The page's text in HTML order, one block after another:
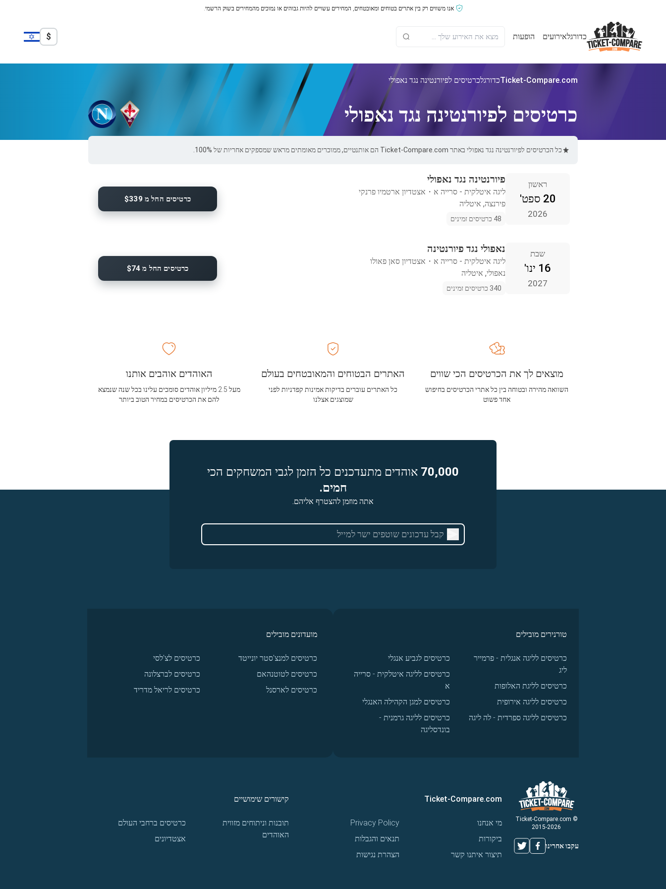
אנו משווים רק בין אתרים בטוחים ומאובטחים, המחירים עשויים להיות גבוהים או נמוכים מהמחירים בשוק הרשמי.
כדורגלאירועים הופעות $
Ticket-Compare.comכדורגלכרטיסים לפיורנטינה נגד נאפולי
כרטיסים לפיורנטינה נגד נאפולי
כל הכרטיסים לפיורנטינה נגד נאפולי באתר Ticket-Compare.com הם אותנטיים, ממוכרים מאומתים מראש שמספקים אחריות של 100%.
ראשון
20 ספט'
2026
פיורנטינה נגד נאפולי
ליגה איטלקית - סרייה א ・ אצטדיון ארטמיו פרנקי
פירנצה, איטליה
48 כרטיסים זמינים
כרטיסים החל מ $339
שבת
16 ינו'
2027
נאפולי נגד פיורנטינה
ליגה איטלקית - סרייה א ・ אצטדיון סאן פאולו
נאפולי, איטליה
340 כרטיסים זמינים
כרטיסים החל מ $74
האתרים הבטוחים והמאובטחים בעולם
כל האתרים עוברים בדיקות אמינות קפדניות לפני
שמוצגים אצלנו
מוצאים לך את הכרטיסים הכי שווים
השוואה מהירה ובטוחה בין כל אתרי הכרטיסים בחיפוש
אחד פשוט
האוהדים אוהבים אותנו
מעל 2.5 מיליון אוהדים סומכים עלינו בכל שנה שנמצא
להם את הכרטיסים במחיר הטוב ביותר
70,000 אוהדים מתעדכנים כל הזמן לגבי המשחקים הכי
חמים.
אתה מוזמן להצטרף אליהם.
טורנירים מובילים
כרטיסים לליגה אנגלית - פרמייר
ליג
כרטיסים לליגת האלופות
כרטיסים לליגה אירופית
כרטיסים לליגה ספרדית - לה ליגה
כרטיסים לגביע אנגלי
כרטיסים לליגה איטלקית - סרייה
א
כרטיסים למגן הקהילה האנגלי
כרטיסים לליגה גרמנית -
בונדסליגה
מועדונים מובילים
כרטיסים למנצ'סטר יונייטד
כרטיסים לטוטנהאם
כרטיסים לארסנל
כרטיסים לצ'לסי
כרטיסים לברצלונה
כרטיסים לריאל מדריד
© Ticket-Compare.com
2015-2026
עקבו אחרינו
Ticket-Compare.com
מי אנחנו
ביקורות
תיצור איתנו קשר
Privacy Policy
תנאים והגבלות
הצהרת נגישות
קישורים שימושיים
תובנות וניתוחים מזווית
האוהדים
כרטיסים ברחבי העולם
אצטדיונים